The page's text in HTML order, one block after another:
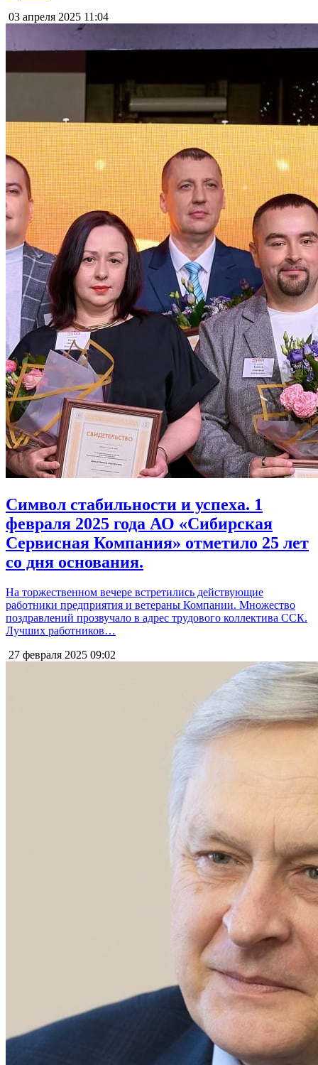
03 апреля 2025 11:04
Символ стабильности и успеха. 1
февраля 2025 года АО «Сибирская
Сервисная Компания» отметило 25 лет
со дня основания.
На торжественном вечере встретились действующие
работники предприятия и ветераны Компании. Множество
поздравлений прозвучало в адрес трудового коллектива ССК.
Лучших работников…
27 февраля 2025 09:02